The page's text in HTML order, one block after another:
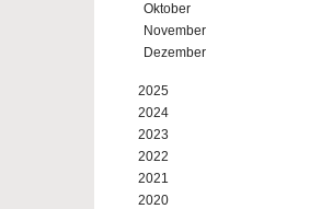
Oktober
November
Dezember
2025
2024
2023
2022
2021
2020